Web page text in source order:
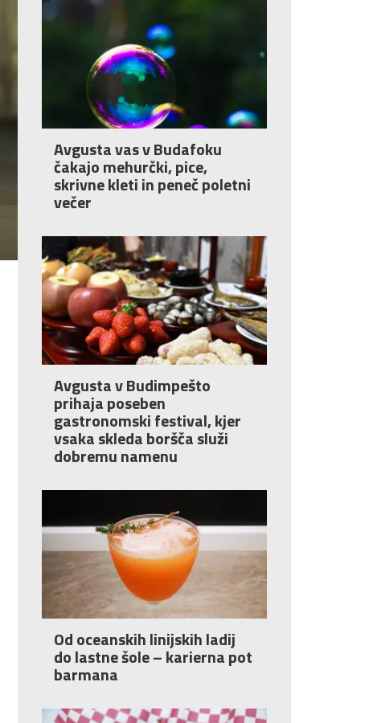
Avgusta vas v Budafoku
čakajo mehurčki, pice,
skrivne kleti in peneč poletni
večer
Avgusta v Budimpešto
prihaja poseben
gastronomski festival, kjer
vsaka skleda boršča služi
dobremu namenu
Od oceanskih linijskih ladij
do lastne šole – karierna pot
barmana